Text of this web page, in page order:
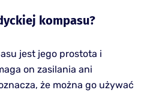
kompasu?
jest jego prostota i
on zasilania ani
że można go używać